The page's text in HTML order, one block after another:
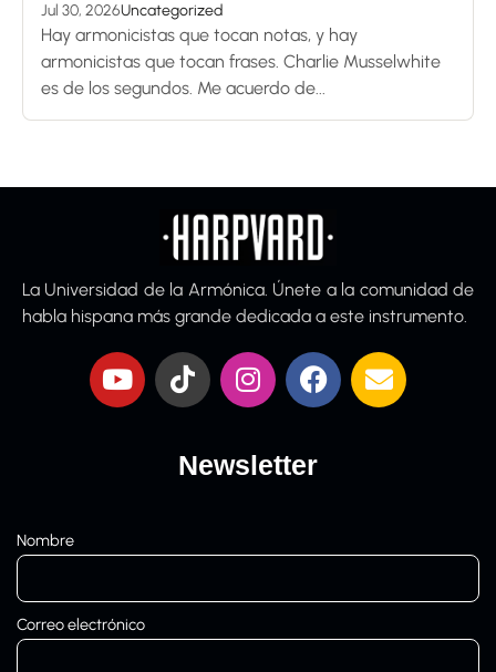
Jul 30, 2026Uncategorized
Hay armonicistas que tocan notas, y hay
armonicistas que tocan frases. Charlie Musselwhite
es de los segundos. Me acuerdo de...
La Universidad de la Armónica. Únete a la comunidad de
habla hispana más grande dedicada a este instrumento.
Newsletter
Nombre
Correo electrónico